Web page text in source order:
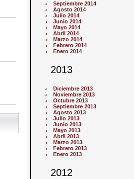
Septiembre 2014
Agosto 2014
Julio 2014
Junio 2014
Mayo 2014
Abril 2014
Marzo 2014
Febrero 2014
Enero 2014
2013
Diciembre 2013
Noviembre 2013
Octubre 2013
Septiembre 2013
Agosto 2013
Julio 2013
Junio 2013
Mayo 2013
Abril 2013
Marzo 2013
Febrero 2013
Enero 2013
2012